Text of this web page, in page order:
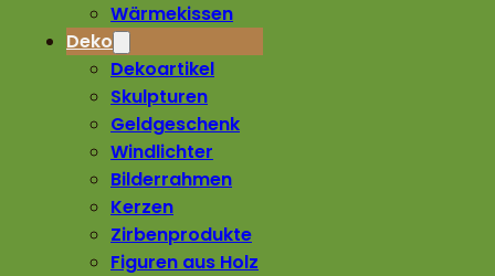
Wärmekissen
Deko
Dekoartikel
Skulpturen
Geldgeschenk
Windlichter
Bilderrahmen
Kerzen
Zirbenprodukte
Figuren aus Holz